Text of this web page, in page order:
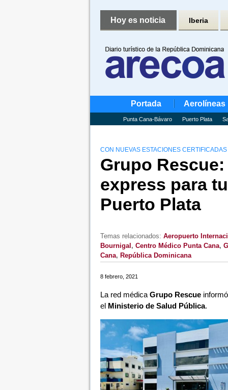
Hoy es noticia Iberia
Portada Aerolíneas
Punta Cana-Bávaro Puerto Plata
CON NUEVAS ESTACIONES
Grupo
express para
Puerto Plata
Temas relacionados: Aeropuerto
Bournigal , Centro Médico Punta Cana,
Cana, República Dominicana
8 febrero, 2021
La red médica Grupo Rescueinformó
el Ministerio de Salud Pública.